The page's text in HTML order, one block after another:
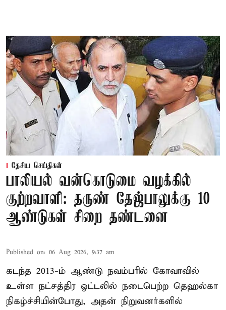
தேசிய செய்திகள்
பாலியல் வன்கொடுமை வழக்கில்
குற்றவாளி: தருண் தேஜ்பாலுக்கு 10
ஆண்டுகள் சிறை தண்டனை
Published on: 06 Aug 2026, 9:37 am
கடந்த 2013-ம் ஆண்டு நவம்பரில் கோவாவில்
உள்ள நட்சத்திர ஓட்டலில் நடைபெற்ற தெஹல்கா
நிகழ்ச்சியின்போது, அதன் நிறுவனர்களில்